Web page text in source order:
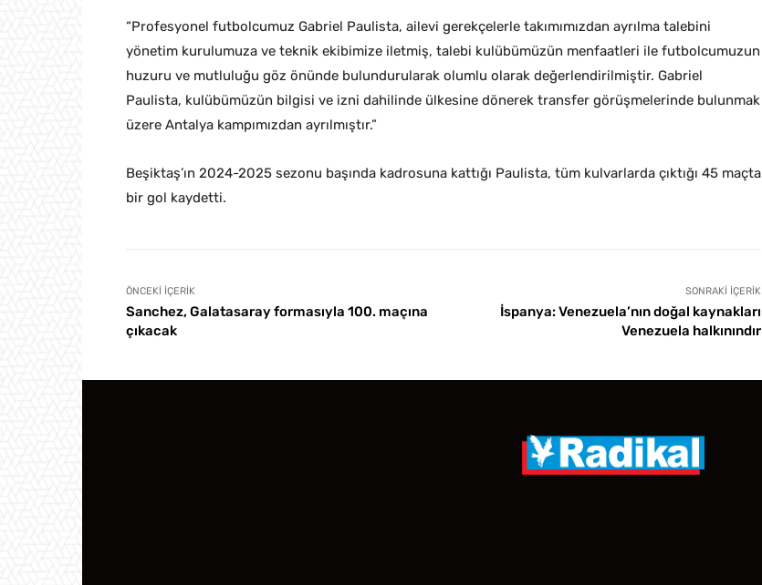
“Profesyonel futbolcumuz Gabriel Paulista, ailevi gerekçelerle takımımızdan ayrılma talebini
yönetim kurulumuza ve teknik ekibimize iletmiş, talebi kulübümüzün menfaatleri ile futbolcumuzun
huzuru ve mutluluğu göz önünde bulundurularak olumlu olarak değerlendirilmiştir. Gabriel
Paulista, kulübümüzün bilgisi ve izni dahilinde ülkesine dönerek transfer görüşmelerinde bulunmak
üzere Antalya kampımızdan ayrılmıştır.”
Beşiktaş’ın 2024-2025 sezonu başında kadrosuna kattığı Paulista, tüm kulvarlarda çıktığı 45 maçta
bir gol kaydetti.
ÖNCEKI İÇERIK
Sanchez, Galatasaray formasıyla 100. maçına
çıkacak
SONRAKI İÇERIK
İspanya: Venezuela’nın doğal kaynakları
Venezuela halkınındır